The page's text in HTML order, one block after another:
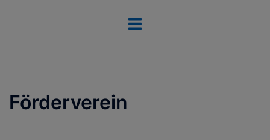
Menü
Förderverein